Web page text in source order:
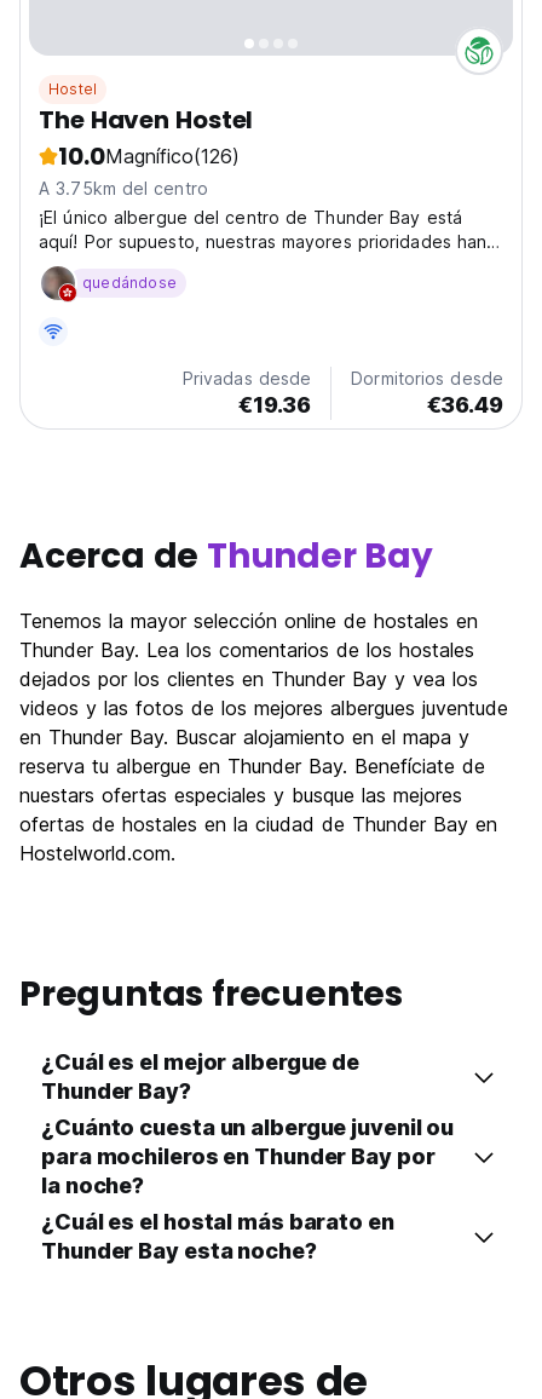
Hostel
The Haven Hostel
10.0Magnífico(126)
A 3.75km del centro
¡El único albergue del centro de Thunder Bay está
aquí! Por supuesto, nuestras mayores prioridades han
sido adaptarse a SAFE
quedándose
Privadas desde
€19.36
Dormitorios desde
€36.49
Acerca de Thunder Bay
Tenemos la mayor selección online de hostales en
Thunder Bay. Lea los comentarios de los hostales
dejados por los clientes en Thunder Bay y vea los
videos y las fotos de los mejores albergues juventude
en Thunder Bay. Buscar alojamiento en el mapa y
reserva tu albergue en Thunder Bay. Benefíciate de
nuestars ofertas especiales y busque las mejores
ofertas de hostales en la ciudad de Thunder Bay en
Hostelworld.com.
Preguntas frecuentes
¿Cuál es el mejor albergue de
Thunder Bay?
¿Cuánto cuesta un albergue juvenil ou
para mochileros en Thunder Bay por
la noche?
¿Cuál es el hostal más barato en
Thunder Bay esta noche?
Otros lugares de